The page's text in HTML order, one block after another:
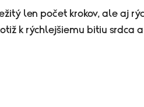
len počet krokov, ale aj
k rýchlejšiemu bitiu srdca